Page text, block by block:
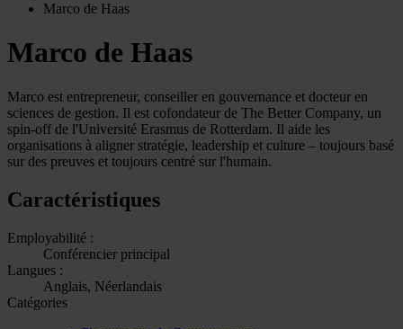
Marco de Haas
Marco de Haas
Marco est entrepreneur, conseiller en gouvernance et docteur en
sciences de gestion. Il est cofondateur de The Better Company, un
spin-off de l'Université Erasmus de Rotterdam. Il aide les
organisations à aligner stratégie, leadership et culture – toujours basé
sur des preuves et toujours centré sur l'humain.
Caractéristiques
Employabilité :
Conférencier principal
Langues :
Anglais, Néerlandais
Catégories